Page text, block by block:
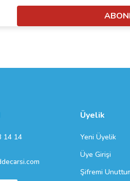
14 14
Üyelik
Yeni Üyelik
Üye Girişi
Şifremi